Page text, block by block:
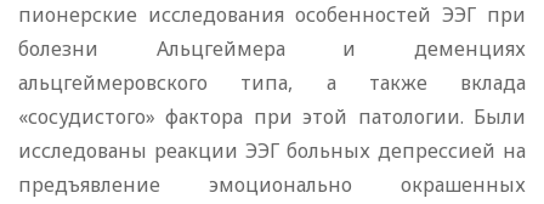
пионерские исследования особенностей ЭЭГ при
болезни Альцгеймера и деменциях
альцгеймеровского типа, а также вклада
«сосудистого» фактора при этой патологии. Были
исследованы реакции ЭЭГ больных депрессией на
предъявление эмоционально окрашенных